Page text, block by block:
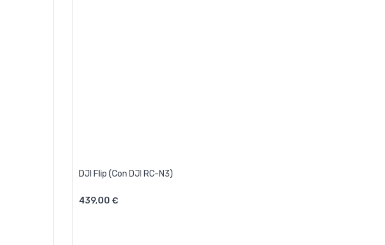
DJI Flip (con DJI RC-N3)
439,00 €Aggiungi Al Carrello